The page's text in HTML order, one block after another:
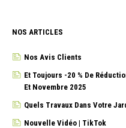
NOS ARTICLES
Nos Avis Clients
Et Toujours -20 % De
Et Novembre 2025
Quels Travaux Dans Votre
Nouvelle Vidéo | TikTok